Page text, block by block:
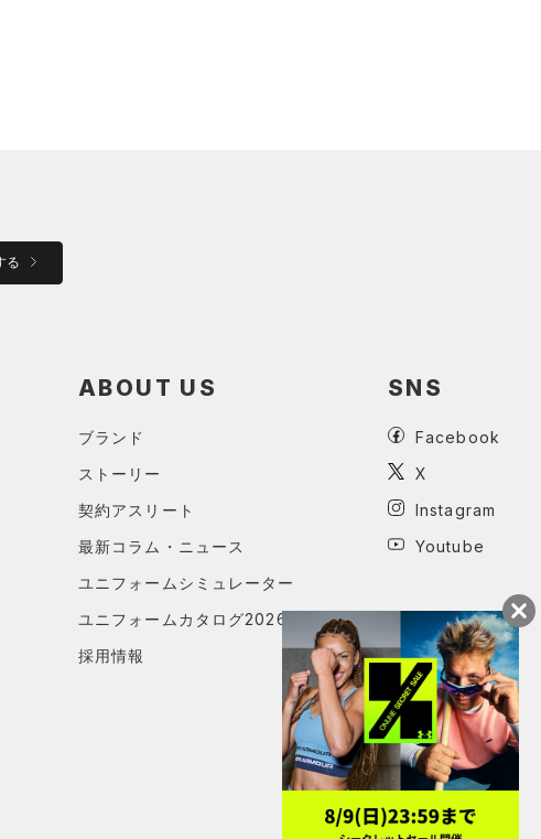
る
ABOUT US
ブランド
ストーリー
契約アスリート
最新コラム・ニュース
ユニフォームシミュレーター
ユニフォームカタログ2026
採用情報
SNS
Facebook
X
Instagram
Youtube